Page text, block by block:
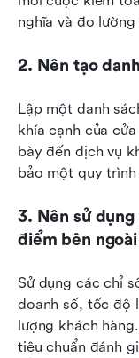
nghĩa và đo
2. Nên tạo
Lập một danh
khía cạnh của
bày đến dịch vụ
bảo một quy
3. Nên sử
điểm bên ngoài
Sử dụng các chỉ
doanh số, tốc độ
lượng khách
tiêu chuẩn đánh